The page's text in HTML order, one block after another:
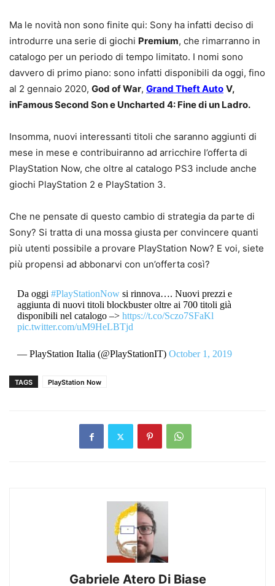
Ma le novità non sono finite qui: Sony ha infatti deciso di
introdurre una serie di giochi Premium, che rimarranno in
catalogo per un periodo di tempo limitato. I nomi sono
davvero di primo piano: sono infatti disponibili da oggi, fino
al 2 gennaio 2020, God of War, Grand Theft Auto V,
inFamous Second Son e Uncharted 4: Fine di un Ladro.
Insomma, nuovi interessanti titoli che saranno aggiunti di
mese in mese e contribuiranno ad arricchire l’offerta di
PlayStation Now, che oltre al catalogo PS3 include anche
giochi PlayStation 2 e PlayStation 3.
Che ne pensate di questo cambio di strategia da parte di
Sony? Si tratta di una mossa giusta per convincere quanti
più utenti possibile a provare PlayStation Now? E voi, siete
più propensi ad abbonarvi con un’offerta così?
Da oggi #PlayStationNowsi rinnova…. Nuovi prezzi e
aggiunta di nuovi titoli blockbuster oltre ai 700 titoli già
disponibili nel catalogo –> https://t.co/Sczo7SFaKl
pic.twitter.com/uM9HeLBTjd
— PlayStation Italia (@PlayStationIT) October 1, 2019
TAGS PlayStation Now
Gabriele Atero Di Biase